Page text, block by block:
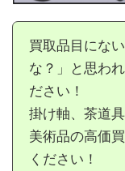
買取品目にな
な？」と思わ
ださい！
掛け軸、茶道
美術品の高価
ください！